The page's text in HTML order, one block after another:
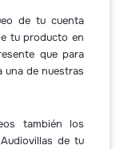
de tu cuenta
tu producto en
que para
una de nuestras
también los
de tu